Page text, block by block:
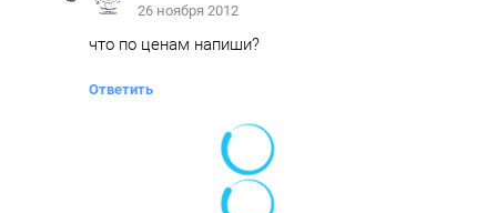
26 ноября 2012
что по ценам напиши?
Ответить